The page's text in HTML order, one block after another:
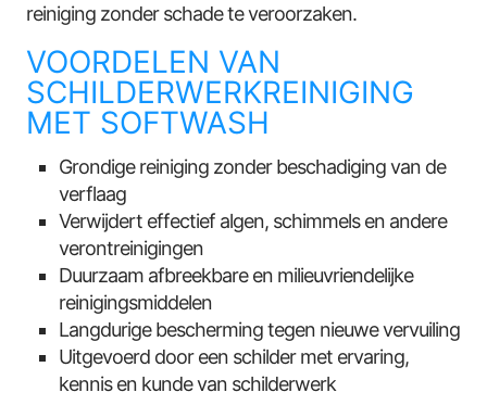
reiniging zonder schade te veroorzaken.
VOORDELEN VAN
SCHILDERWERKREINIGING
MET SOFTWASH
Grondige reiniging zonder beschadiging van de
verflaag
Verwijdert effectief algen, schimmels en andere
verontreinigingen
Duurzaam afbreekbare en milieuvriendelijke
reinigingsmiddelen
Langdurige bescherming tegen nieuwe vervuiling
Uitgevoerd door een schilder met ervaring,
kennis en kunde van schilderwerk